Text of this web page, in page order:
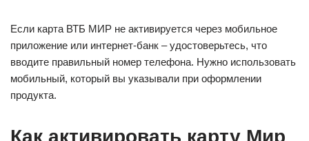
Если карта ВТБ МИР не активируется через мобильное
приложение или интернет-банк – удостоверьтесь, что
вводите правильный номер телефона. Нужно использовать
мобильный, который вы указывали при оформлении
продукта.
Как активировать карту Мир